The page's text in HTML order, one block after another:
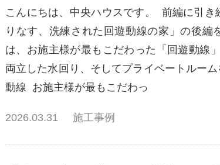
こんにちは、中央ハウスです。 前編に引き
りなす、洗練された回遊動線の家」の後
は、お施主様が最もこだわった「回遊動線
両立した水回り、そしてプライベートルー
動線 お施主様が最もこだわっ
2026.03.31 施工事例